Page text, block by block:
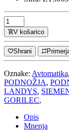
V košarico
Shrani
Oznake: Avtomatika,
PODNOŽJA,
LANDYS,
GORILEC,
Opis
Mnenja